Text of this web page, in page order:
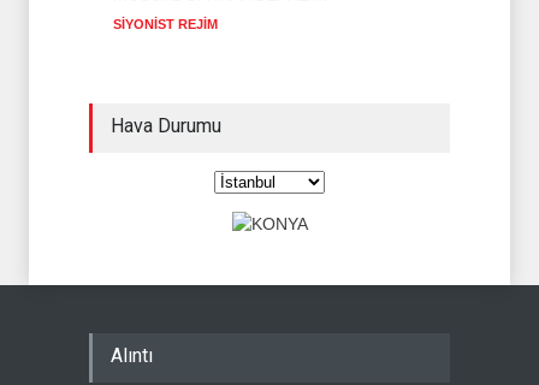
SİYONİST REJİM
Hava Durumu
Alıntı